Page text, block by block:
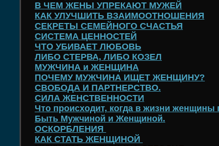
В ЧЕМ ЖЕНЫ УПРЕКАЮТ МУЖЕЙ
КАК УЛУЧШИТЬ ВЗАИМООТНОШЕНИЯ
СЕКРЕТЫ СЕМЕЙНОГО СЧАСТЬЯ
СИСТЕМА ЦЕННОСТЕЙ
ЧТО УБИВАЕТ ЛЮБОВЬ
ЛИБО СТЕРВА, ЛИБО КОЗЕЛ
МУЖЧИНА и ЖЕНЩИНА
ПОЧЕМУ МУЖЧИНА ИЩЕТ ЖЕНЩИНУ?
СВОБОДА И ПАРТНЕРСТВО.
СИЛА ЖЕНСТВЕННОСТИ
Что происходит, когда в жизни
Быть Мужчиной и Женщиной.
ОСКОРБЛЕНИЯ
КАК СТАТЬ ЖЕНЩИНОЙ